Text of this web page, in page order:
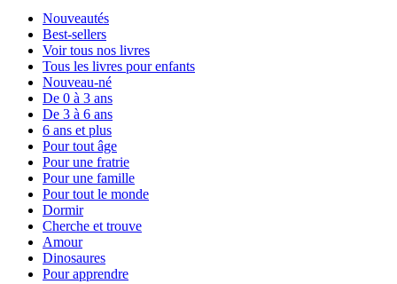
Nouveautés
Best-sellers
Voir tous nos livres
Tous les livres pour enfants
Nouveau-né
De 0 à 3 ans
De 3 à 6 ans
6 ans et plus
Pour tout âge
Pour une fratrie
Pour une famille
Pour tout le monde
Dormir
Cherche et trouve
Amour
Dinosaures
Pour apprendre